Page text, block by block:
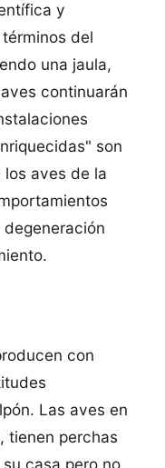
y
del
una jaula,
continuarán
son
aves de la
con
Las aves en
tienen perchas
casa pero no